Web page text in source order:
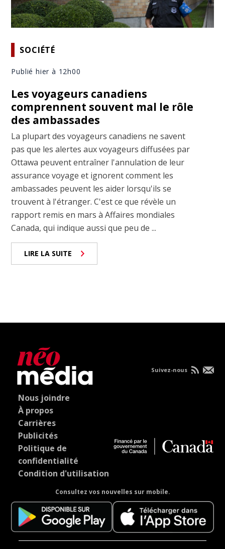
SOCIÉTÉ
Publié hier à 12h00
Les voyageurs canadiens
comprennent souvent mal le rôle
des ambassades
La plupart des voyageurs canadiens ne savent
pas que les alertes aux voyageurs diffusées par
Ottawa peuvent entraîner l'annulation de leur
assurance voyage et ignorent comment les
ambassades peuvent les aider lorsqu'ils se
trouvent à l'étranger. C'est ce que révèle un
rapport remis en mars à Affaires mondiales
Canada, qui indique aussi que peu de ...
LIRE LA SUITE
Nous joindre
À propos
Carrières
Publicités
Politique de
confidentialité
Condition d'utilisation
Consultez vos nouvelles sur mobile.
Suivez-nous